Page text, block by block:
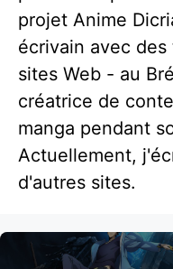
projet Anime
écrivain avec
sites Web - au
créatrice de
manga pendant
Actuellement,
d'autres sites.